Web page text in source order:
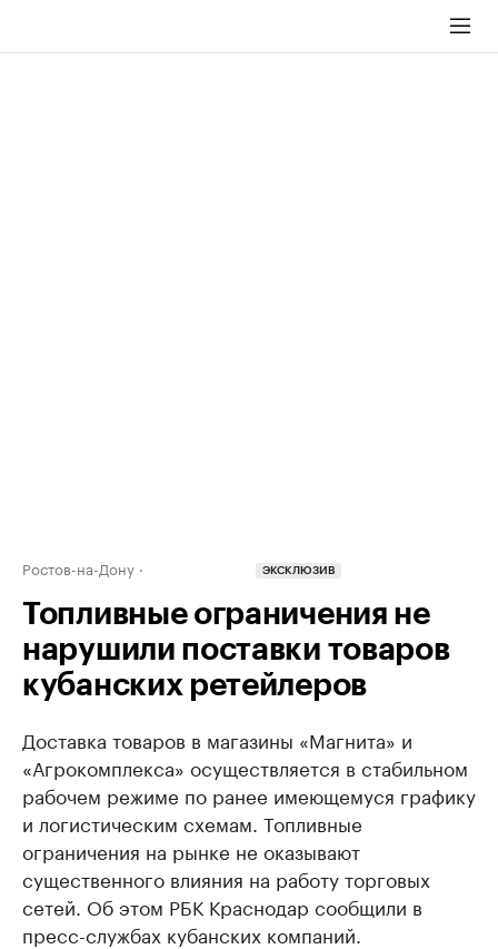
Ростов-на-Дону ЭКСКЛЮЗИВ
Топливные ограничения не
нарушили поставки товаров
кубанских ретейлеров
Доставка товаров в магазины «Магнита» и
«Агрокомплекса» осуществляется в стабильном
рабочем режиме по ранее имеющемуся графику
и логистическим схемам. Топливные
ограничения на рынке не оказывают
существенного влияния на работу торговых
сетей. Об этом РБК Краснодар сообщили в
пресс-службах кубанских компаний.